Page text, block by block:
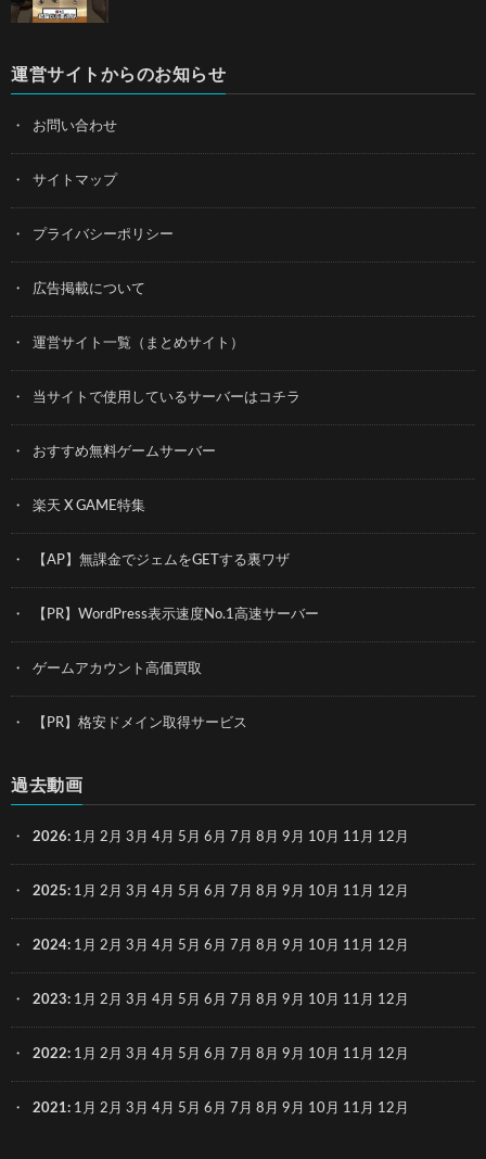
運営サイトからのお知らせ
お問い合わせ
サイトマップ
プライバシーポリシー
広告掲載について
運営サイト一覧（まとめサイト）
当サイトで使用しているサーバーはコチラ
おすすめ無料ゲームサーバー
楽天 X GAME特集
【AP】無課金でジェムをGETする裏ワザ
【PR】WordPress表示速度No.1高速サーバー
ゲームアカウント高価買取
【PR】格安ドメイン取得サービス
過去動画
2026: 1月 2月 3月 4月 5月 6月 7月 8月 9月 10月 11月 12月
2025: 1月 2月 3月 4月 5月 6月 7月 8月 9月 10月 11月 12月
2024: 1月 2月 3月 4月 5月 6月 7月 8月 9月 10月 11月 12月
2023: 1月 2月 3月 4月 5月 6月 7月 8月 9月 10月 11月 12月
2022: 1月 2月 3月 4月 5月 6月 7月 8月 9月 10月 11月 12月
2021: 1月 2月 3月 4月 5月 6月 7月 8月 9月 10月 11月 12月